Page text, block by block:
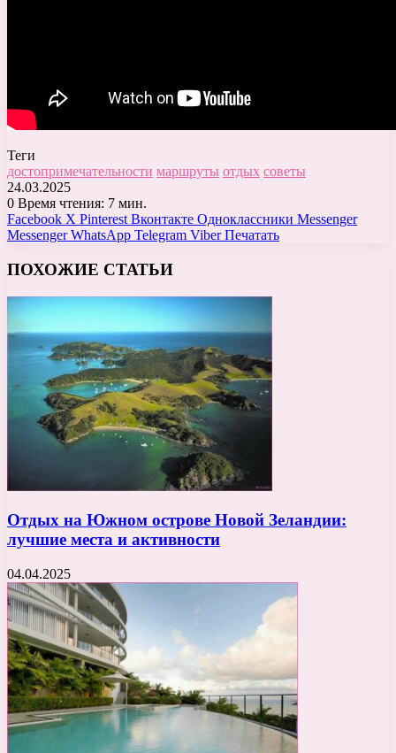
Теги
достопримечательности маршруты отдых советы
24.03.2025
0 Время чтения: 7 мин.
Facebook X Pinterest Вконтакте Одноклассники Messenger
Messenger WhatsApp Telegram Viber Печатать
ПОХОЖИЕ СТАТЬИ
Отдых на Южном острове Новой Зеландии:
лучшие места и активности
04.04.2025